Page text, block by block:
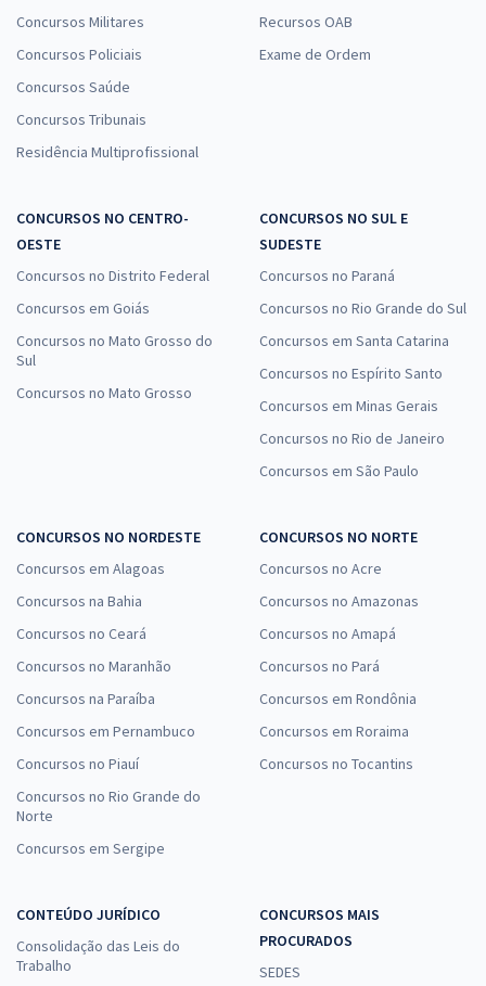
Concursos Militares
Concursos Policiais
Concursos Saúde
Concursos Tribunais
Residência Multiprofissional
Recursos OAB
Exame de Ordem
CONCURSOS NO CENTRO-
OESTE
Concursos no Distrito Federal
Concursos em Goiás
Concursos no Mato Grosso do
Sul
Concursos no Mato Grosso
CONCURSOS NO SUL E
SUDESTE
Concursos no Paraná
Concursos no Rio Grande do Sul
Concursos em Santa Catarina
Concursos no Espírito Santo
Concursos em Minas Gerais
Concursos no Rio de Janeiro
Concursos em São Paulo
CONCURSOS NO NORDESTE
Concursos em Alagoas
Concursos na Bahia
Concursos no Ceará
Concursos no Maranhão
Concursos na Paraíba
Concursos em Pernambuco
Concursos no Piauí
Concursos no Rio Grande do
Norte
Concursos em Sergipe
CONCURSOS NO NORTE
Concursos no Acre
Concursos no Amazonas
Concursos no Amapá
Concursos no Pará
Concursos em Rondônia
Concursos em Roraima
Concursos no Tocantins
CONTEÚDO JURÍDICO
Consolidação das Leis do
Trabalho
CONCURSOS MAIS
PROCURADOS
SEDES